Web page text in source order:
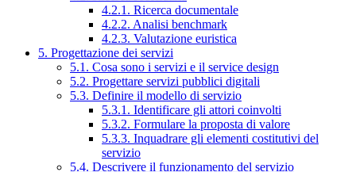
4.2.1. Ricerca documentale
4.2.2. Analisi benchmark
4.2.3. Valutazione euristica
5. Progettazione dei servizi
5.1. Cosa sono i servizi e il service design
5.2. Progettare servizi pubblici digitali
5.3. Definire il modello di servizio
5.3.1. Identificare gli attori coinvolti
5.3.2. Formulare la proposta di valore
5.3.3. Inquadrare gli elementi costitutivi del
servizio
5.4. Descrivere il funzionamento del servizio